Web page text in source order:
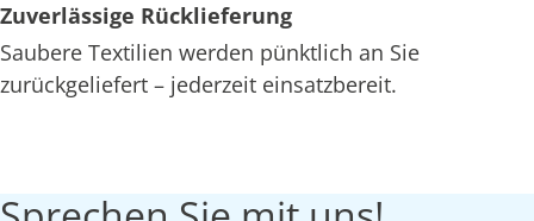
Zuverlässige Rücklieferung
Saubere Textilien werden pünktlich an Sie
zurückgeliefert – jederzeit einsatzbereit.